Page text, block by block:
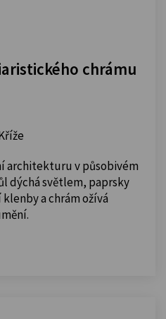
chrámu
architekturu v působivém
dýchá světlem, paprsky
a chrám ožívá